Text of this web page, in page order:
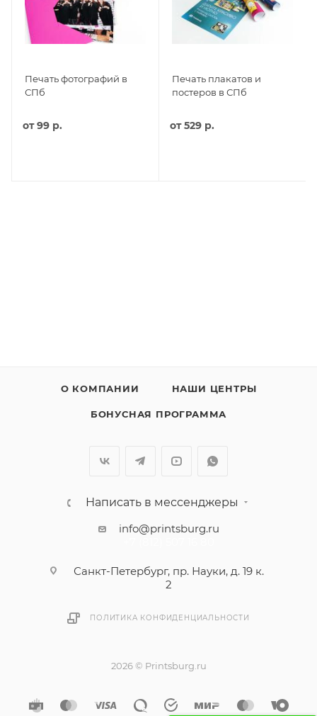
Печать фотографий в
СПб
от99 р.
Печать плакатов и
постеров в СПб
от529 р.
О КОМПАНИИ НАШИ ЦЕНТРЫ
БОНУСНАЯ ПРОГРАММА
Написать в мессенджеры
info@printsburg.ru
Санкт-Петербург, пр. Науки, д. 19 к.
2
ПОЛИТИКА КОНФИДЕНЦИАЛЬНОСТИ
2026 © Printsburg.ru